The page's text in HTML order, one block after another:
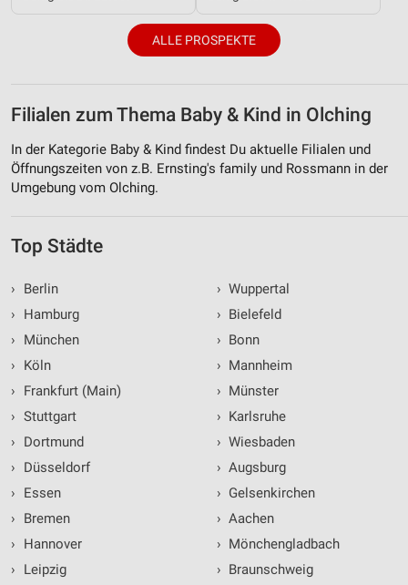
ALLE PROSPEKTE
Filialen zum Thema Baby & Kind in Olching
In der Kategorie Baby & Kind findest Du aktuelle Filialen und
Öffnungszeiten von z.B. Ernsting's family und Rossmann in der
Umgebung vom Olching.
Top Städte
›
Berlin
›
Hamburg
›
München
›
Köln
›
Frankfurt (Main)
› Stuttgart
›
Dortmund
›
Düsseldorf
›
Essen
›
Bremen
›
Hannover
›
Leipzig
› Wuppertal
› Bielefeld
› Bonn
› Mannheim
› Münster
› Karlsruhe
› Wiesbaden
› Augsburg
› Gelsenkirchen
› Aachen
› Mönchengladbach
› Braunschweig